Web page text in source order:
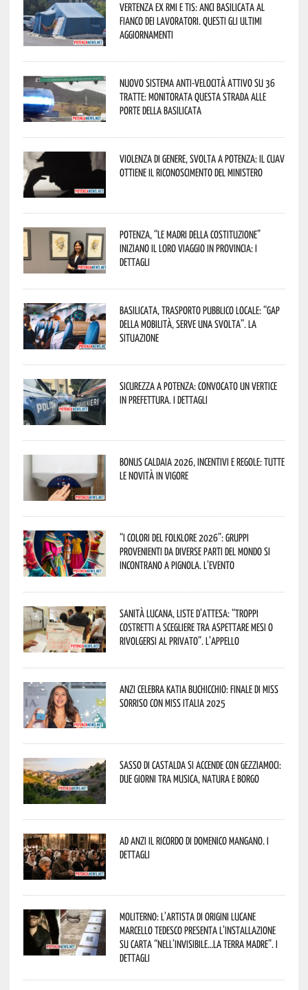
Vertenza ex RMI e TIS: ANCI Basilicata al
fianco dei lavoratori. Questi gli ultimi
aggiornamenti
Nuovo sistema anti-velocità attivo su 36
tratte: monitorata questa strada alle
porte della Basilicata
Violenza di genere, svolta a Potenza: il CUAV
ottiene il riconoscimento del Ministero
Potenza, “Le Madri della Costituzione”
iniziano il loro viaggio in provincia: i
dettagli
Basilicata, trasporto pubblico locale: “Gap
della mobilità, serve una svolta”. La
situazione
Sicurezza a Potenza: convocato un vertice
in Prefettura. I dettagli
Bonus caldaia 2026, incentivi e regole: tutte
le novità in vigore
“I Colori del Folklore 2026”: gruppi
provenienti da diverse parti del mondo si
incontrano a Pignola. L’evento
Sanità lucana, liste d’attesa: “Troppi
costretti a scegliere tra aspettare mesi o
rivolgersi al privato”. L’appello
Anzi celebra Katia Buchicchio: finale di Miss
Sorriso con Miss Italia 2025
Sasso di Castalda si accende con Gezziamoci:
due giorni tra musica, natura e borgo
Ad Anzi il ricordo di Domenico Mangano. I
dettagli
Moliterno: l’artista di origini lucane
Marcello Tedesco presenta l’installazione
su carta “Nell’invisibile…la terra madre”. I
dettagli